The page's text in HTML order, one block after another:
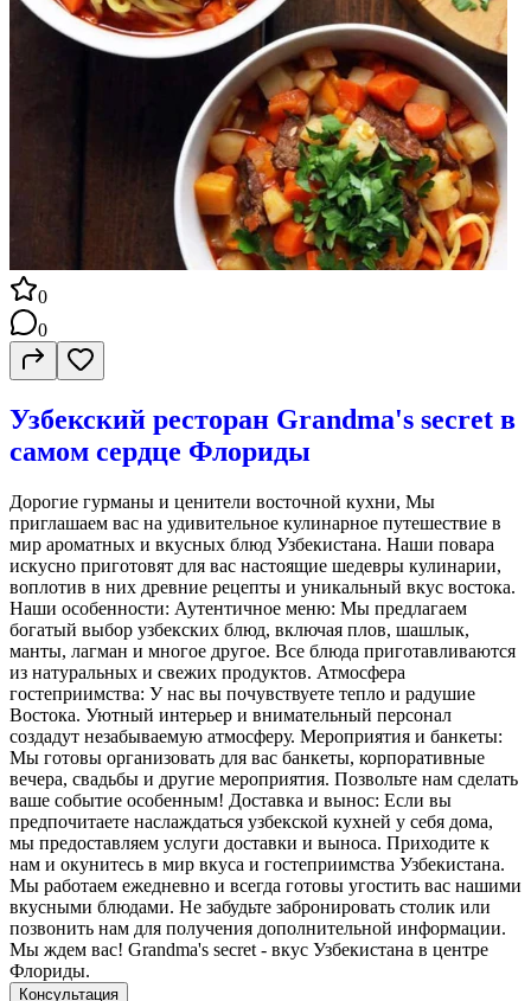
0
0
Узбекский ресторан Grandma's secret в
самом сердце Флориды
Дорогие гурманы и ценители восточной кухни, Мы
приглашаем вас на удивительное кулинарное путешествие в
мир ароматных и вкусных блюд Узбекистана. Наши повара
искусно приготовят для вас настоящие шедевры кулинарии,
воплотив в них древние рецепты и уникальный вкус востока.
Наши особенности: Аутентичное меню: Мы предлагаем
богатый выбор узбекских блюд, включая плов, шашлык,
манты, лагман и многое другое. Все блюда приготавливаются
из натуральных и свежих продуктов. Атмосфера
гостеприимства: У нас вы почувствуете тепло и радушие
Востока. Уютный интерьер и внимательный персонал
создадут незабываемую атмосферу. Мероприятия и банкеты:
Мы готовы организовать для вас банкеты, корпоративные
вечера, свадьбы и другие мероприятия. Позвольте нам сделать
ваше событие особенным! Доставка и вынос: Если вы
предпочитаете наслаждаться узбекской кухней у себя дома,
мы предоставляем услуги доставки и выноса. Приходите к
нам и окунитесь в мир вкуса и гостеприимства Узбекистана.
Мы работаем ежедневно и всегда готовы угостить вас нашими
вкусными блюдами. Не забудьте забронировать столик или
позвонить нам для получения дополнительной информации.
Мы ждем вас! Grandma's secret - вкус Узбекистана в центре
Флориды.
Консультация